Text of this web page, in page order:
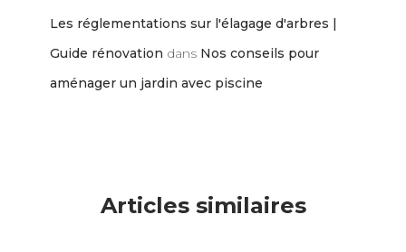
Les réglementations sur l'élagage d'arbres |
Guide rénovation dans Nos conseils pour
aménager un jardin avec piscine
Articles similaires